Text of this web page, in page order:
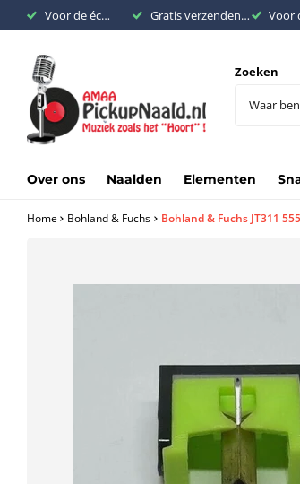
Voor de échte muziekliefhebber Gratis verzenden binnen Nederland vanaf €200,- Voor
Zoeken
Over ons Naalden Elementen
Home Bohland & Fuchs Bohland & Fuchs JT311